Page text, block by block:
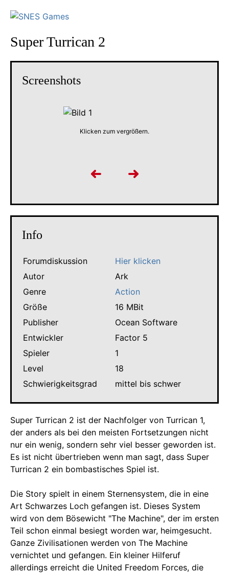
Super Turrican 2
Screenshots
Klicken zum vergrößern.
Info
Forumdiskussion
Hier klicken
Autor
Ark
Genre
Action
Größe
16 MBit
Publisher
Ocean Software
Entwickler
Factor 5
Spieler
1
Level
18
Schwierigkeitsgrad
mittel bis schwer
Super Turrican 2 ist der Nachfolger von Turrican 1,
der anders als bei den meisten Fortsetzungen nicht
nur ein wenig, sondern sehr viel besser geworden ist.
Es ist nicht übertrieben wenn man sagt, dass Super
Turrican 2 ein bombastisches Spiel ist.
Die Story spielt in einem Sternensystem, die in eine
Art Schwarzes Loch gefangen ist. Dieses System
wird von dem Bösewicht "The Machine", der im ersten
Teil schon einmal besiegt worden war, heimgesucht.
Ganze Zivilisationen werden von The Machine
vernichtet und gefangen. Ein kleiner Hilferuf
allerdings erreicht die United Freedom Forces, die